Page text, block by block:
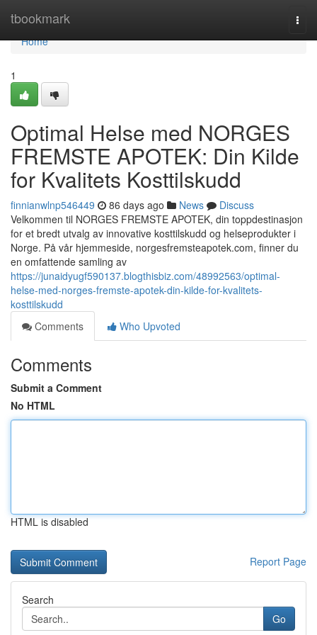
tbookmark
Home
Home
1
Optimal Helse med NORGES
FREMSTE APOTEK: Din Kilde
for Kvalitets Kosttilskudd
finnianwlnp546449 86 days ago News
Discuss
Velkommen til NORGES FREMSTE APOTEK, din toppdestinasjon
for et bredt utvalg av innovative kosttilskudd og helseprodukter i
Norge. På vår hjemmeside, norgesfremsteapotek.com, finner du
en omfattende samling av
https://junaidyugf590137.blogthisbiz.com/48992563/optimal-
helse-med-norges-fremste-apotek-din-kilde-for-kvalitets-
kosttilskudd
Comments
Who Upvoted
Comments
Submit a Comment
No HTML
HTML is disabled
Report Page
Search
Go